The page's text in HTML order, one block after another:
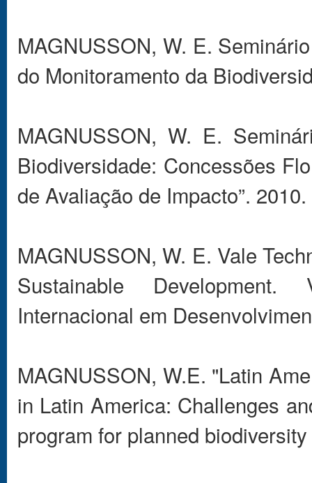
MAGNUSSON, W. E.
do Monitoramento da
MAGNUSSON, W. E.
Biodiversidade: Concessões
de Avaliação de Impacto”. 2010.
MAGNUSSON, W. E. Vale
Sustainable
Internacional em
MAGNUSSON, W.E. "Latin
in Latin America: Challenges
program for planned